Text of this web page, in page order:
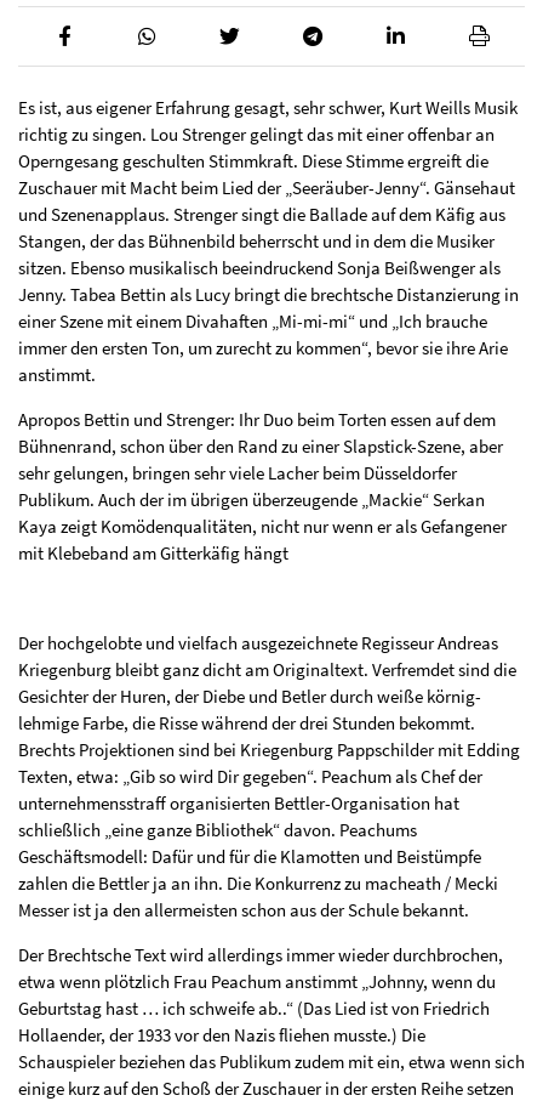
Es ist, aus eigener Erfahrung gesagt, sehr schwer, Kurt Weills Musik
richtig zu singen. Lou Strenger gelingt das mit einer offenbar an
Operngesang geschulten Stimmkraft. Diese Stimme ergreift die
Zuschauer mit Macht beim Lied der „Seeräuber-Jenny“. Gänsehaut
und Szenenapplaus. Strenger singt die Ballade auf dem Käfig aus
Stangen, der das Bühnenbild beherrscht und in dem die Musiker
sitzen. Ebenso musikalisch beeindruckend Sonja Beißwenger als
Jenny. Tabea Bettin als Lucy bringt die brechtsche Distanzierung in
einer Szene mit einem Divahaften „Mi-mi-mi“ und „Ich brauche
immer den ersten Ton, um zurecht zu kommen“, bevor sie ihre Arie
anstimmt.
Apropos Bettin und Strenger: Ihr Duo beim Torten essen auf dem
Bühnenrand, schon über den Rand zu einer Slapstick-Szene, aber
sehr gelungen, bringen sehr viele Lacher beim Düsseldorfer
Publikum. Auch der im übrigen überzeugende „Mackie“ Serkan
Kaya zeigt Komödenqualitäten, nicht nur wenn er als Gefangener
mit Klebeband am Gitterkäfig hängt
Der hochgelobte und vielfach ausgezeichnete Regisseur Andreas
Kriegenburg bleibt ganz dicht am Originaltext. Verfremdet sind die
Gesichter der Huren, der Diebe und Betler durch weiße körnig-
lehmige Farbe, die Risse während der drei Stunden bekommt.
Brechts Projektionen sind bei Kriegenburg Pappschilder mit Edding
Texten, etwa: „Gib so wird Dir gegeben“. Peachum als Chef der
unternehmensstraff organisierten Bettler-Organisation hat
schließlich „eine ganze Bibliothek“ davon. Peachums
Geschäftsmodell: Dafür und für die Klamotten und Beistümpfe
zahlen die Bettler ja an ihn. Die Konkurrenz zu macheath / Mecki
Messer ist ja den allermeisten schon aus der Schule bekannt.
Der Brechtsche Text wird allerdings immer wieder durchbrochen,
etwa wenn plötzlich Frau Peachum anstimmt „Johnny, wenn du
Geburtstag hast … ich schweife ab..“ (Das Lied ist von Friedrich
Hollaender, der 1933 vor den Nazis fliehen musste.) Die
Schauspieler beziehen das Publikum zudem mit ein, etwa wenn sich
einige kurz auf den Schoß der Zuschauer in der ersten Reihe setzen